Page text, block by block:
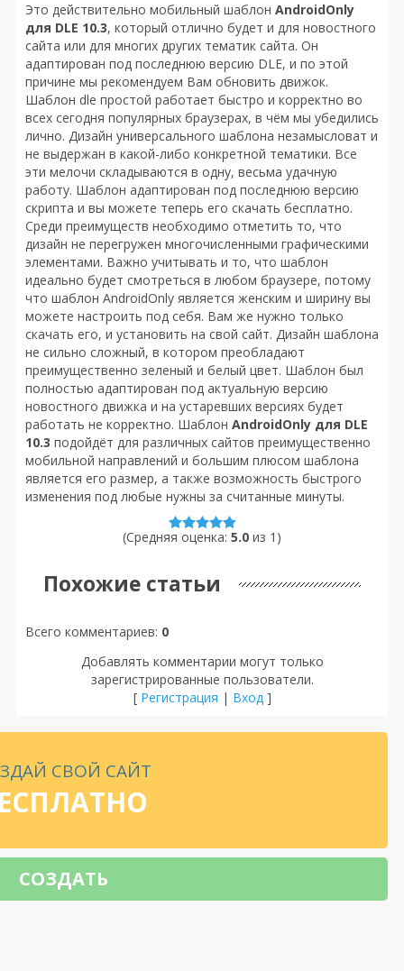
Это действительно мобильный шаблон AndroidOnly
для DLE 10.3, который отлично будет и для новостного
сайта или для многих других тематик сайта. Он
адаптирован под последнюю версию DLE, и по этой
причине мы рекомендуем Вам обновить движок.
Шаблон dle простой работает быстро и корректно во
всех сегодня популярных браузерах, в чём мы убедились
лично. Дизайн универсального шаблона незамысловат и
не выдержан в какой-либо конкретной тематики. Все
эти мелочи складываются в одну, весьма удачную
работу. Шаблон адаптирован под последнюю версию
скрипта и вы можете теперь его скачать бесплатно.
Среди преимуществ необходимо отметить то, что
дизайн не перегружен многочисленными графическими
элементами. Важно учитывать и то, что шаблон
идеально будет смотреться в любом браузере, потому
что шаблон AndroidOnly является женским и ширину вы
можете настроить под себя. Вам же нужно только
скачать его, и установить на свой сайт. Дизайн шаблона
не сильно сложный, в котором преобладают
преимущественно зеленый и белый цвет. Шаблон был
полностью адаптирован под актуальную версию
новостного движка и на устаревших версиях будет
работать не корректно. Шаблон AndroidOnly для DLE
10.3 подойдёт для различных сайтов преимущественно
мобильной направлений и большим плюсом шаблона
является его размер, а также возможность быстрого
изменения под любые нужны за считанные минуты.
(Средняя оценка: 5.0 из 1 )
Похожие статьи
Всего комментариев: 0
Добавлять комментарии могут только
зарегистрированные пользователи.
[ Регистрация | Вход]
СВОЙ САЙТ
СОЗДАТЬ